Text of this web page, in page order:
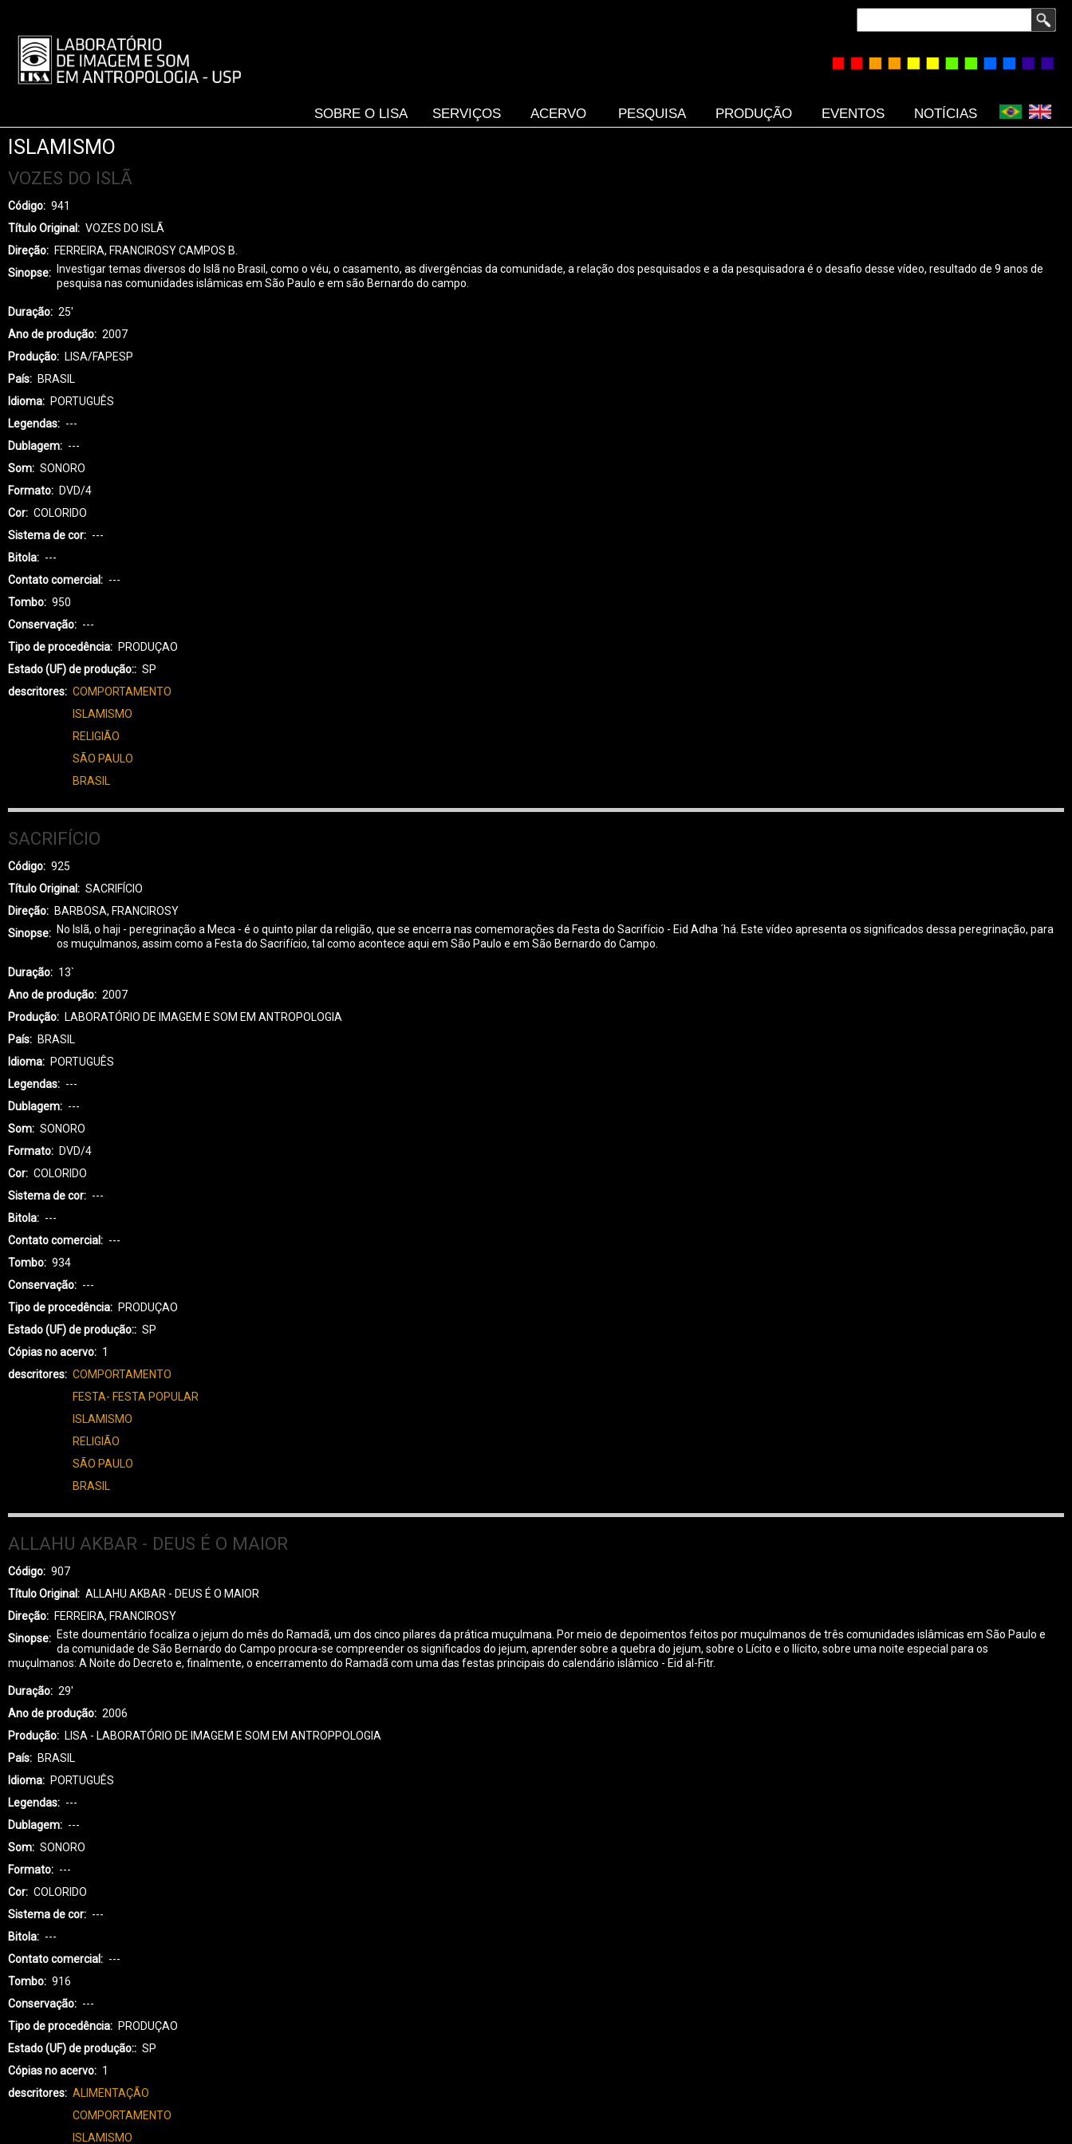
para
conteúdo
LISA
MENU
SOBRE O LISA SERVIÇOS ACERVO PESQUISA PRODUÇÃO EVENTOS NOTÍCIAS
ISLAMISMO
VOZES DO ISLÃ
Código
941
Título Original
VOZES DO ISLÃ
Direção
FERREIRA, FRANCIROSY CAMPOS B.
Sinopse
Investigar temas diversos do Islã no Brasil, como o véu, o casamento, as divergências da comunidade, a relação dos pesquisados e a da pesquisadora é o desafio desse vídeo, resultado de 9 anos de
pesquisa nas comunidades islâmicas em São Paulo e em são Bernardo do campo.
Duração
25'
Ano de produção
2007
Produção
LISA/FAPESP
País
BRASIL
Idioma
PORTUGUÊS
Legendas
---
Dublagem
---
Som
SONORO
Formato
DVD/4
Cor
COLORIDO
Sistema de cor
---
Bitola
---
Contato comercial
---
Tombo
950
Conservação
---
Tipo de procedência
PRODUÇAO
Estado (UF) de produção:
SP
descritores
COMPORTAMENTO
ISLAMISMO
RELIGIÃO
SÃO PAULO
BRASIL
SACRIFÍCIO
Código
925
Título Original
SACRIFÍCIO
Direção
BARBOSA, FRANCIROSY
Sinopse
No Islã, o haji - peregrinação a Meca - é o quinto pilar da religião, que se encerra nas comemorações da Festa do Sacrifício - Eid Adha ´há. Este vídeo apresenta os significados dessa peregrinação, para
os muçulmanos, assim como a Festa do Sacrifício, tal como acontece aqui em São Paulo e em São Bernardo do Campo.
Duração
13`
Ano de produção
2007
Produção
LABORATÓRIO DE IMAGEM E SOM EM ANTROPOLOGIA
País
BRASIL
Idioma
PORTUGUÊS
Legendas
---
Dublagem
---
Som
SONORO
Formato
DVD/4
Cor
COLORIDO
Sistema de cor
---
Bitola
---
Contato comercial
---
Tombo
934
Conservação
---
Tipo de procedência
PRODUÇAO
Estado (UF) de produção:
SP
Cópias no acervo
1
descritores
COMPORTAMENTO
FESTA- FESTA POPULAR
ISLAMISMO
RELIGIÃO
SÃO PAULO
BRASIL
ALLAHU AKBAR - DEUS É O MAIOR
Código
907
Título Original
ALLAHU AKBAR - DEUS É O MAIOR
Direção
FERREIRA, FRANCIROSY
Sinopse
Este doumentário focaliza o jejum do mês do Ramadã, um dos cinco pilares da prática muçulmana. Por meio de depoimentos feitos por muçulmanos de três comunidades islâmicas em São Paulo e
da comunidade de São Bernardo do Campo procura-se compreender os significados do jejum, aprender sobre a quebra do jejum, sobre o Lícito e o Ilícito, sobre uma noite especial para os
muçulmanos: A Noite do Decreto e, finalmente, o encerramento do Ramadã com uma das festas principais do calendário islâmico - Eid al-Fitr.
Duração
29'
Ano de produção
2006
Produção
LISA - LABORATÓRIO DE IMAGEM E SOM EM ANTROPPOLOGIA
País
BRASIL
Idioma
PORTUGUÊS
Legendas
---
Dublagem
---
Som
SONORO
Formato
---
Cor
COLORIDO
Sistema de cor
---
Bitola
---
Contato comercial
---
Tombo
916
Conservação
---
Tipo de procedência
PRODUÇAO
Estado (UF) de produção:
SP
Cópias no acervo
1
descritores
ALIMENTAÇÃO
COMPORTAMENTO
ISLAMISMO